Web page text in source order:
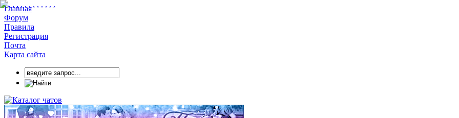
Главная
Форум
Правила
Регистрация
Почта
Карта сайта
. . . . . . . . . . . . . .
. . . . .